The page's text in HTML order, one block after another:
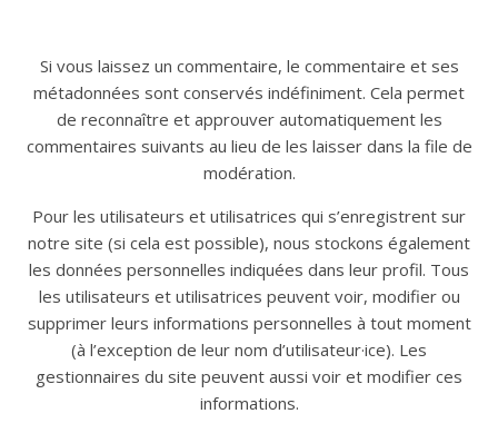
Si vous laissez un commentaire, le commentaire et ses
métadonnées sont conservés indéfiniment. Cela permet
de reconnaître et approuver automatiquement les
commentaires suivants au lieu de les laisser dans la file de
modération.
Pour les utilisateurs et utilisatrices qui s’enregistrent sur
notre site (si cela est possible), nous stockons également
les données personnelles indiquées dans leur profil. Tous
les utilisateurs et utilisatrices peuvent voir, modifier ou
supprimer leurs informations personnelles à tout moment
(à l’exception de leur nom d’utilisateur·ice). Les
gestionnaires du site peuvent aussi voir et modifier ces
informations.